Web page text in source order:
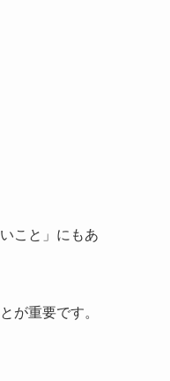
こと」にもあ
が重要です。